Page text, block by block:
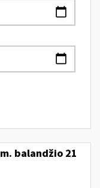
balandžio 21